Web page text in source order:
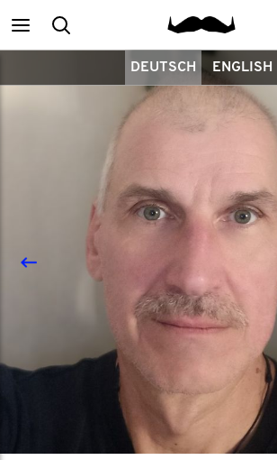
MainSuchen
DEUTSCH ENGLISH